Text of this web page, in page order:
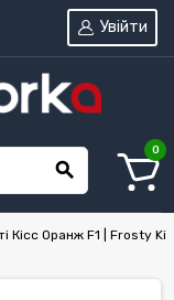
search
Увійти
0
Кісс Оранж F1 | Frosty